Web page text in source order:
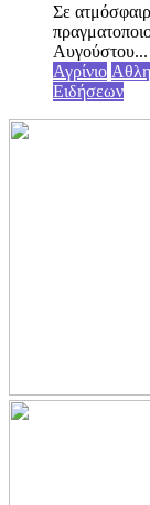
Σε
Αυγούστου...
Αγρίνιο
Ειδήσεων